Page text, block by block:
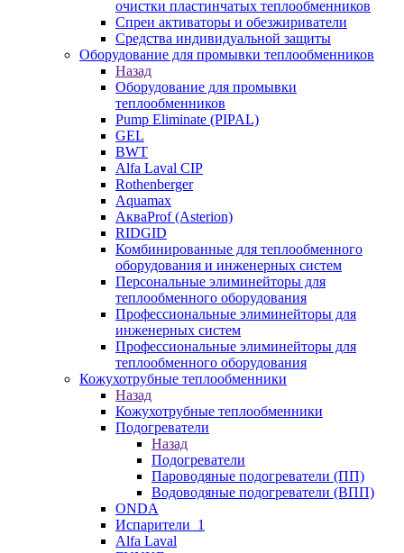
очистки пластинчатых теплообменников
Спреи активаторы и обезжириватели
Средства индивидуальной защиты
Оборудование для промывки теплообменников
Назад
Оборудование для промывки
теплообменников
Pump Eliminate (PIPAL)
GEL
BWT
Alfa Laval CIP
Rothenberger
Aquamax
АкваProf (Asterion)
RIDGID
Комбинированные для теплообменного
оборудования и инженерных систем
Персональные элиминейторы для
теплообменного оборудования
Профессиональные элиминейторы для
инженерных систем
Профессиональные элиминейторы для
теплообменного оборудования
Кожухотрубные теплообменники
Назад
Кожухотрубные теплообменники
Подогреватели
Назад
Подогреватели
Пароводяные подогреватели (ПП)
Водоводяные подогреватели (ВПП)
ONDA
Испарители_1
Alfa Laval